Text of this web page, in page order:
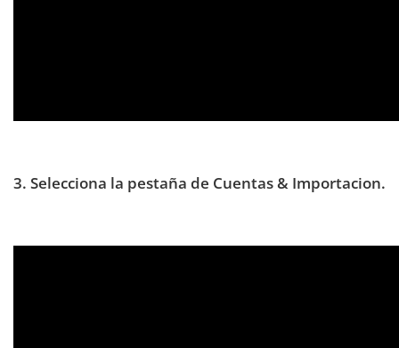
3. Selecciona la pestaña de Cuentas & Importacion.